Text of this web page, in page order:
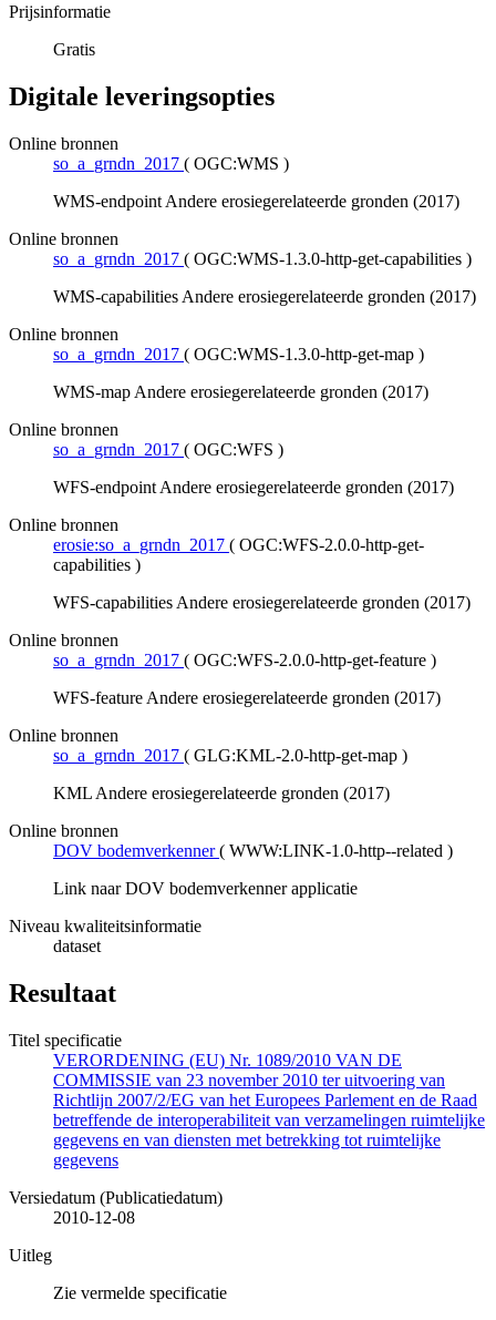
Prijsinformatie
Gratis
Digitale leveringsopties
Online bronnen
so_a_grndn_2017 ( OGC:WMS )
WMS-endpoint Andere erosiegerelateerde gronden (2017)
Online bronnen
so_a_grndn_2017 ( OGC:WMS-1.3.0-http-get-capabilities )
WMS-capabilities Andere erosiegerelateerde gronden (2017)
Online bronnen
so_a_grndn_2017 ( OGC:WMS-1.3.0-http-get-map )
WMS-map Andere erosiegerelateerde gronden (2017)
Online bronnen
so_a_grndn_2017 ( OGC:WFS )
WFS-endpoint Andere erosiegerelateerde gronden (2017)
Online bronnen
erosie:so_a_grndn_2017 ( OGC:WFS-2.0.0-http-get-
capabilities )
WFS-capabilities Andere erosiegerelateerde gronden (2017)
Online bronnen
so_a_grndn_2017 ( OGC:WFS-2.0.0-http-get-feature )
WFS-feature Andere erosiegerelateerde gronden (2017)
Online bronnen
so_a_grndn_2017 ( GLG:KML-2.0-http-get-map )
KML Andere erosiegerelateerde gronden (2017)
Online bronnen
DOV bodemverkenner ( WWW:LINK-1.0-http--related )
Link naar DOV bodemverkenner applicatie
Niveau kwaliteitsinformatie
dataset
Resultaat
Titel specificatie
VERORDENING (EU) Nr. 1089/2010 VAN DE
COMMISSIE van 23 november 2010 ter uitvoering van
Richtlijn 2007/2/EG van het Europees Parlement en de Raad
betreffende de interoperabiliteit van verzamelingen ruimtelijke
gegevens en van diensten met betrekking tot ruimtelijke
gegevens
Versiedatum (Publicatiedatum)
2010-12-08
Uitleg
Zie vermelde specificatie